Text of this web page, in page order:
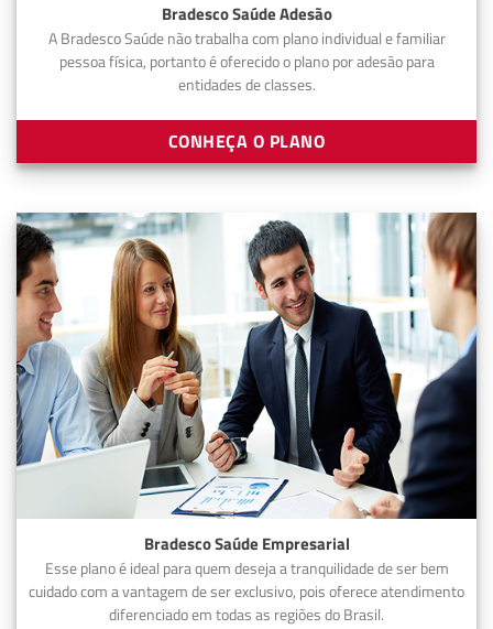
Bradesco Saúde Adesão
A Bradesco Saúde não trabalha com plano individual e familiar
pessoa física, portanto é oferecido o plano por adesão para
entidades de classes.
CONHEÇA O PLANO
Bradesco Saúde Empresarial
Esse plano é ideal para quem deseja a tranquilidade de ser bem
cuidado com a vantagem de ser exclusivo, pois oferece atendimento
diferenciado em todas as regiões do Brasil.